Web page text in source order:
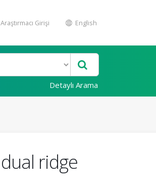
Araştırmacı Girişi English
Detaylı Arama
ridge